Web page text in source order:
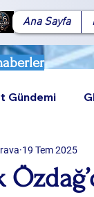
Ana Sayfa
Gündemi
19 Tem 2025